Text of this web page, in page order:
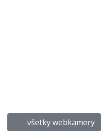
všetky webkamery